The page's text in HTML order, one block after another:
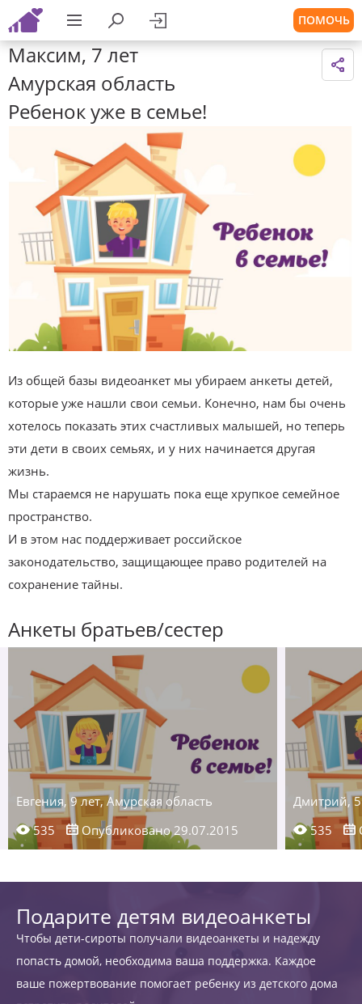
ПОМОЧЬ
Максим, 7 лет
Амурская область
Ребенок уже в семье!
Из общей базы видеоанкет мы убираем анкеты детей,
которые уже нашли свои семьи. Конечно, нам бы очень
хотелось показать этих счастливых малышей, но теперь
эти дети в своих семьях, и у них начинается другая
жизнь.
Мы стараемся не нарушать пока еще хрупкое семейное
пространство.
И в этом нас поддерживает российское
законодательство, защищающее право родителей на
сохранение тайны.
Анкеты братьев/сестер
Евгения, 9 лет, Амурская область
535
Опубликовано 29.07.2015
Дмитрий, 5
535
Подарите детям видеоанкеты
Чтобы дети-сироты получали видеоанкеты и надежду
попасть домой, необходима ваша поддержка. Каждое
ваше пожертвование помогает ребенку из детского дома